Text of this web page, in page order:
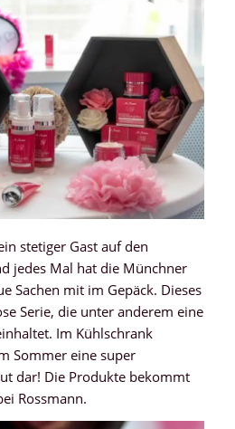
stetiger Gast auf den
jedes Mal hat die Münchner
Sachen mit im Gepäck. Dieses
Serie, die unter anderem eine
Im Kühlschrank
Sommer eine super
dar! Die Produkte bekommt
Rossmann.